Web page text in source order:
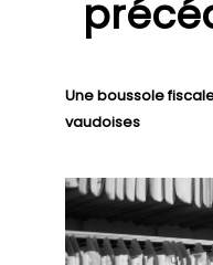
Une boussole
vaudoises